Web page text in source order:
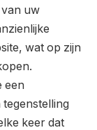
uw
wat op zijn
een
keer dat